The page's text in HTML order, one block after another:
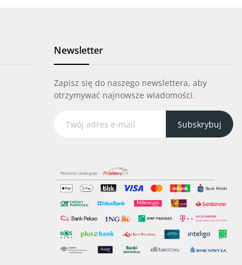
Newsletter
Zapisz się do naszego newslettera, aby
otrzymywać najnowsze wiadomości.
Subskrybuj